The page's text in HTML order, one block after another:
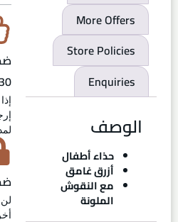
More Offers
Store Policies
Enquiries
الوصف
حذاء أطفال
أزرق غامق
مع النقوش
الملونة
30 يوم
لمدة